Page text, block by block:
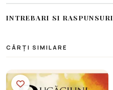
INTREBARI SI RASPUNSURI
CĂRȚI SIMILARE